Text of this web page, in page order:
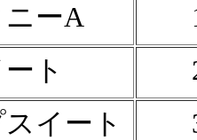
ーA
ト
イート